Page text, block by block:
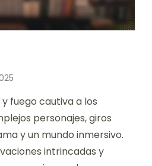
fuego cautiva a los
personajes, giros
y un mundo inmersivo.
intrincadas y